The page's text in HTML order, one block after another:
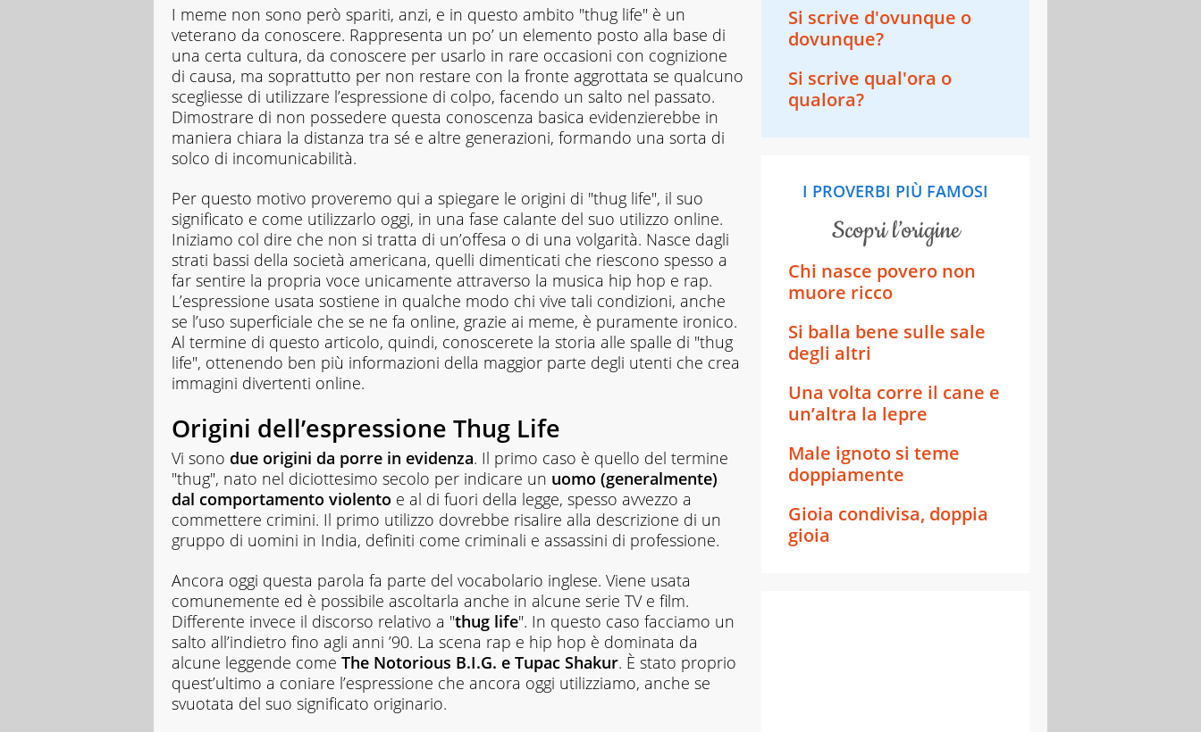
adoro
scoprire
cose
nuove
e
sperimentarle
in
prima
persona.
Non
fermo
mai
alle
apparenze,
così
come
alla
prima
risposta,
nel
lavoro
come
vita.
I meme non sono però spariti, anzi, e in questo ambito "thug life" è un
veterano da conoscere. Rappresenta un po’ un elemento posto alla base di
una certa cultura, da conoscere per usarlo in rare occasioni con cognizione
di causa, ma soprattutto per non restare con la fronte aggrottata se qualcuno
scegliesse di utilizzare l’espressione di colpo, facendo un salto nel passato.
Dimostrare di non possedere questa conoscenza basica evidenzierebbe in
maniera chiara la distanza tra sé e altre generazioni, formando una sorta di
solco di incomunicabilità.
Per questo motivo proveremo qui a spiegare le origini di "thug life", il suo
significato e come utilizzarlo oggi, in una fase calante del suo utilizzo online.
Iniziamo col dire che non si tratta di un’offesa o di una volgarità. Nasce dagli
strati bassi della società americana, quelli dimenticati che riescono spesso a
far sentire la propria voce unicamente attraverso la musica hip hop e rap.
L’espressione usata sostiene in qualche modo chi vive tali condizioni, anche
se l’uso superficiale che se ne fa online, grazie ai meme, è puramente ironico.
Al termine di questo articolo, quindi, conoscerete la storia alle spalle di "thug
life", ottenendo ben più informazioni della maggior parte degli utenti che crea
immagini divertenti online.
Origini dell’espressione Thug Life
Vi sono due origini da porre in evidenza. Il primo caso è quello del termine
"thug", nato nel diciottesimo secolo per indicare un uomo (generalmente)
dal comportamento violento e al di fuori della legge, spesso avvezzo a
commettere crimini. Il primo utilizzo dovrebbe risalire alla descrizione di un
gruppo di uomini in India, definiti come criminali e assassini di professione.
Ancora oggi questa parola fa parte del vocabolario inglese. Viene usata
comunemente ed è possibile ascoltarla anche in alcune serie TV e film.
Differente invece il discorso relativo a "thug life". In questo caso facciamo un
salto all’indietro fino agli anni ’90. La scena rap e hip hop è dominata da
alcune leggende come The Notorious B.I.G. e Tupac Shakur. È stato proprio
quest’ultimo a coniare l’espressione che ancora oggi utilizziamo, anche se
svuotata del suo significato originario.
Si scrive d'ovunque o
dovunque?
Si scrive qual'ora o
qualora?
I PROVERBI PIÙ FAMOSI
scopri l’origine
Chi nasce povero non
muore ricco
Si balla bene sulle sale
degli altri
Una volta corre il cane e
un’altra la lepre
Male ignoto si teme
doppiamente
Gioia condivisa, doppia
gioia